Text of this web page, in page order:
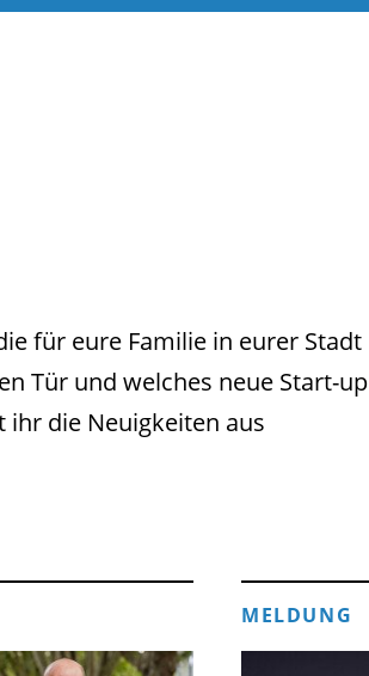
für eure Familie in eurer Stadt
Tür und welches neue Start-up
ihr die Neuigkeiten aus
MELDUNG